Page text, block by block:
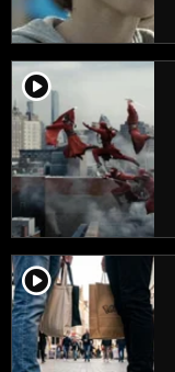
player2
player2